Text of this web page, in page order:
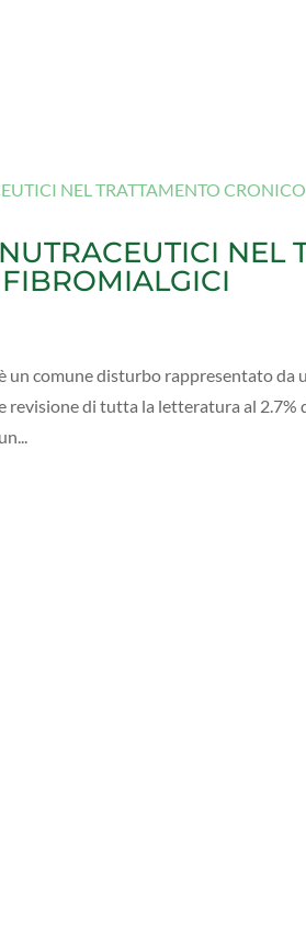
NEL
un comune disturbo rappresentato da
revisione di tutta la letteratura al